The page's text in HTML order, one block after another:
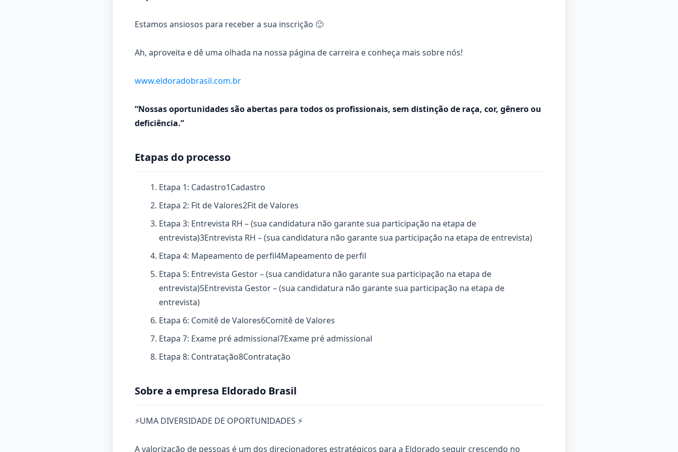
Estamos ansiosos para receber a sua inscrição 🙂
Ah, aproveita e dê uma olhada na nossa página de carreira e conheça mais sobre nós!
www.eldoradobrasil.com.br
“Nossas oportunidades são abertas para todos os profissionais, sem distinção de raça, cor, gênero ou
deficiência.”
Etapas do processo
Etapa 1: Cadastro1Cadastro
Etapa 2: Fit de Valores2Fit de Valores
Etapa 3: Entrevista RH – (sua candidatura não garante sua participação na etapa de
entrevista)3Entrevista RH – (sua candidatura não garante sua participação na etapa de entrevista)
Etapa 4: Mapeamento de perfil4Mapeamento de perfil
Etapa 5: Entrevista Gestor – (sua candidatura não garante sua participação na etapa de
entrevista)5Entrevista Gestor – (sua candidatura não garante sua participação na etapa de
entrevista)
Etapa 6: Comitê de Valores6Comitê de Valores
Etapa 7: Exame pré admissional7Exame pré admissional
Etapa 8: Contratação8Contratação
Sobre a empresa Eldorado Brasil
⚡UMA DIVERSIDADE DE OPORTUNIDADES ⚡
A valorização de pessoas é um dos direcionadores estratégicos para a Eldorado seguir crescendo no